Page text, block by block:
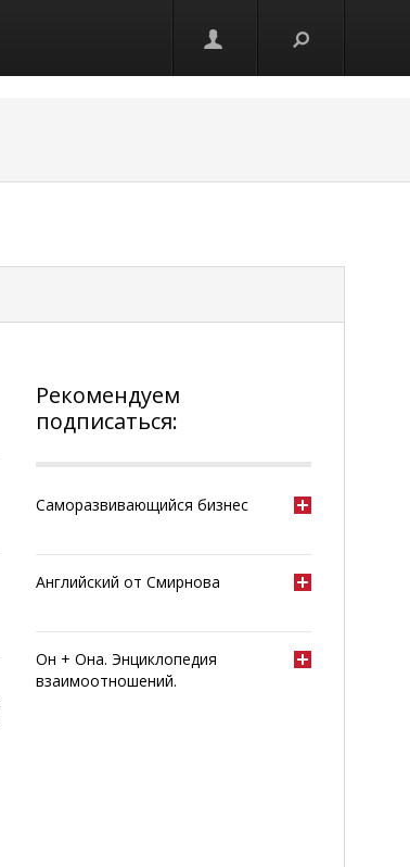
Рекомендуем
подписаться:
Саморазвивающийся бизнес
Английский от Смирнова
Он + Она. Энциклопедия
взаимоотношений.